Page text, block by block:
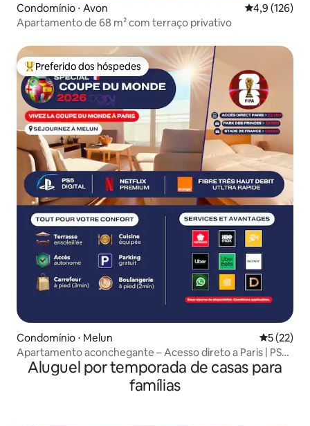
Condomínio ⋅ Avon 4,9 de uma
4,9 (126)
Apartamento de 68 m² com terraço privativo
Entre os melhores preferidos dos hóspedes
Preferido dos hóspedes
Condomínio ⋅ Melun 5 de uma
5 (22)
Apartamento aconchegante – Acesso direto a Paris | PS5,
fibra óptica
Aluguel por temporada de casas para
famílias